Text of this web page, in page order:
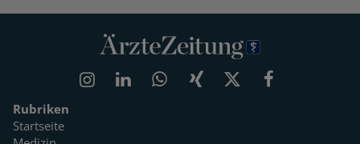
Rubriken
Startseite